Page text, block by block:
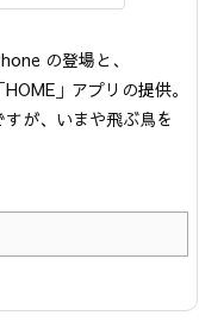
の登場と、
」アプリの提供。
が、いまや飛ぶ鳥を